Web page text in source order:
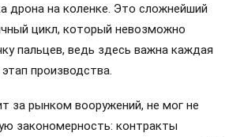
дрона на коленке. Это сложнейший
цикл, который невозможно
пальцев, ведь здесь важна каждая
производства.
за рынком вооружений, не мог не
закономерность: контракты